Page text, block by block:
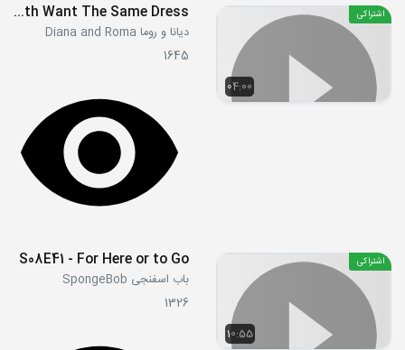
04:00
اشتراکی Diana & Maggie Both Want The Same Dress
دیانا و روما Diana and Roma
1645
10:55
اشتراکی S08E41 - For Here or to Go
باب اسفنجی SpongeBob
1326